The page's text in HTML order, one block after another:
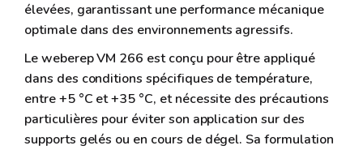
élevées, garantissant une performance mécanique
optimale dans des environnements agressifs.
Le weberep VM 266 est conçu pour être appliqué
dans des conditions spécifiques de température,
entre +5 °C et +35 °C, et nécessite des précautions
particulières pour éviter son application sur des
supports gelés ou en cours de dégel. Sa formulation